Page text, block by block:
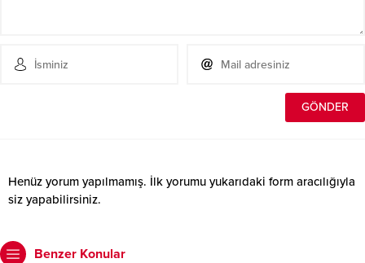
Henüz yorum yapılmamış. İlk yorumu yukarıdaki form aracılığıyla
siz yapabilirsiniz.
Benzer Konular